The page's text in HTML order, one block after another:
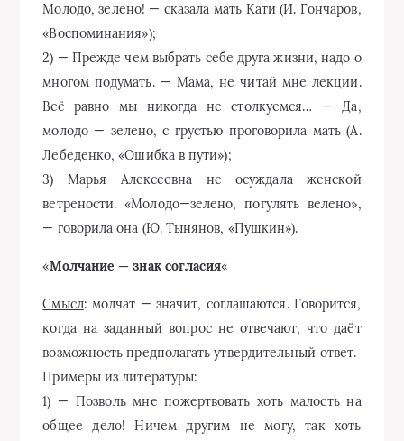
Молодо, зелено! — сказала мать Кати (И. Гончаров,
«Воспоминания»);
2) — Прежде чем выбрать себе друга жизни, надо о
многом подумать. — Мама, не читай мне лекции.
Всё равно мы никогда не столкуемся… — Да,
молодо — зелено, с грустью проговорила мать (А.
Лебеденко, «Ошибка в пути»);
3) Марья Алексеевна не осуждала женской
ветрености. «Молодо—зелено, погулять велено»,
— говорила она (Ю. Тынянов, «Пушкин»).
«Молчание — знак согласия«
Смысл: молчат — значит, соглашаются. Говорится,
когда на заданный вопрос не отвечают, что даёт
возможность предполагать утвердительный ответ.
Примеры из литературы:
1) — Позволь мне пожертвовать хоть малость на
общее дело! Ничем другим не могу, так хоть